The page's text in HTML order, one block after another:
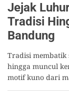
Jejak
Tradisi
Bandung
Tradisi membatik
hingga muncul
motif kuno dari